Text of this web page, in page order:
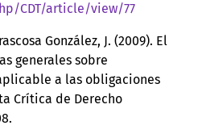
CDT/article/view/77
González, J. (2009). El
generales sobre
a las obligaciones
Crítica de Derecho